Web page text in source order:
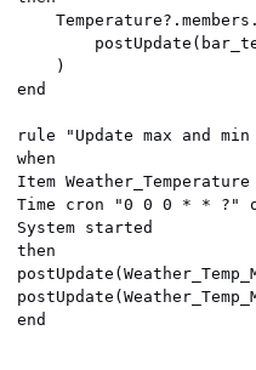
end
rule "Update max and
when
Item
Time cron "0 0 0 * * ?"
System started
then
end